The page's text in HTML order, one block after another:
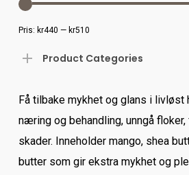
Pris: kr440 — kr510
Product Categories
Få tilbake mykhet og glans i livløst
næring og behandling, unngå
skader. Inneholder mango, shea
butter som gir ekstra mykhet og